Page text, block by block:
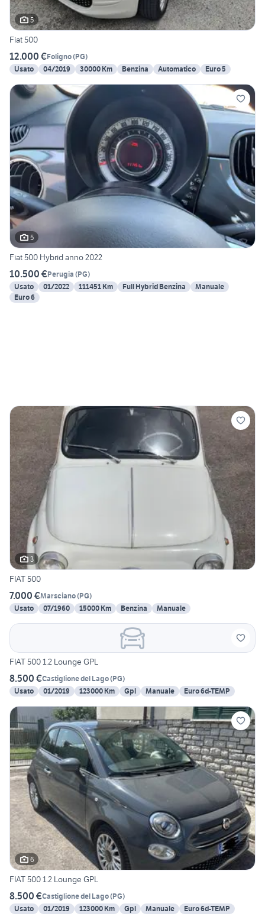
5
Fiat 500
12.000 €Foligno(PG)
Usato
04/2019 30000 Km Benzina Automatico Euro 5
5
Fiat 500 Hybrid anno 2022
10.500 €Perugia (PG)
Usato
01/2022 111451 Km Full Hybrid Benzina
Manuale
Euro 6
3
FIAT 500
7.000 €Marsciano(PG)
Usato
07/1960 15000 Km Benzina Manuale
FIAT 500 1.2 Lounge GPL
8.500 €Castiglione del Lago(PG)
Usato
01/2019 123000 Km Gpl Manuale Euro 6d-TEMP
6
FIAT 500 1.2 Lounge GPL
8.500 €Castiglione del Lago(PG)
Usato
01/2019 123000 Km Gpl Manuale Euro 6d-TEMP